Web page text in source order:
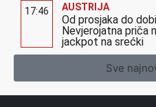
17:46 AUSTRIJA
Od prosjaka do
Nevjerojatna priča
jackpot na srećki
Sve